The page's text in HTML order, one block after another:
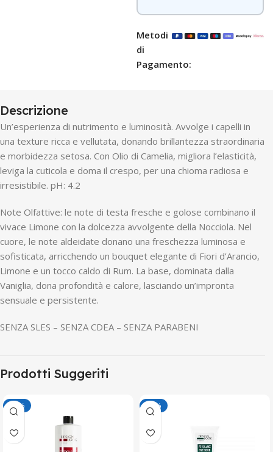
Metodi
di
Pagamento:
Descrizione
Un’esperienza di nutrimento e luminosità. Avvolge i capelli in
una texture ricca e vellutata, donando brillantezza straordinaria
e morbidezza setosa. Con Olio di Camelia, migliora l’elasticità,
leviga la cuticola e doma il crespo, per una chioma radiosa e
irresistibile. pH: 4.2
Note Olfattive: le note di testa fresche e golose combinano il
vivace Limone con la dolcezza avvolgente della Nocciola. Nel
cuore, le note aldeidate donano una freschezza luminosa e
sofisticata, arricchendo un bouquet elegante di Fiori d’Arancio,
Limone e un tocco caldo di Rum. La base, dominata dalla
Vaniglia, dona profondità e calore, lasciando un’impronta
sensuale e persistente.
SENZA SLES – SENZA CDEA – SENZA PARABENI
Prodotti Suggeriti
-50% -50%